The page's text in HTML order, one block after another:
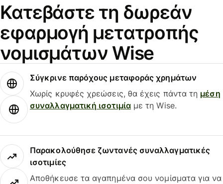
Κατεβάστε τη δωρεάν
εφαρμογή μετατροπής
νομισμάτων Wise
Σύγκρινε παρόχους μεταφοράς χρημάτων
Χωρίς κρυφές χρεώσεις, θα έχεις πάντα τη μέση
συναλλαγματική ισοτιμίαμε τη Wise.
Παρακολούθησε ζωντανές συναλλαγματικές
ισοτιμίες
Αποθήκευσε τα αγαπημένα σου νομίσματα για να